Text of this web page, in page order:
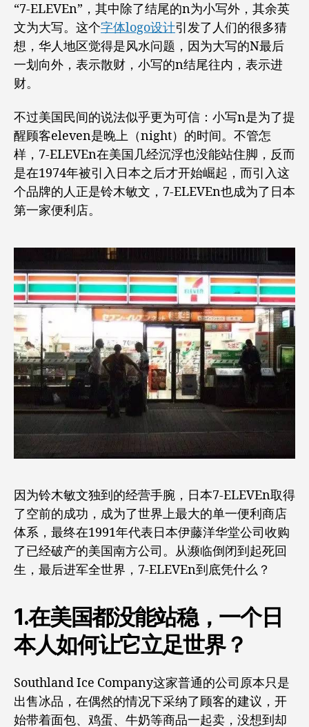
“7-ELEVEn”，其中除了结尾的n为小写外，其余英
文为大写。这个字体logo设计引发了人们的很多猜
想，华人地区觉得是风水问题，因为大写的N最后
一划向外，表示散财，小写的n结尾往内，表示进
财。
不过美国民间的说法似乎更为可信：小写n是为了提
醒顾客eleven是晚上（night）的时间。不管怎
样，7-ELEVEn在美国几经沉浮也没能站住脚，反而
是在1974年被引入日本之后才开始崛起，而引入这
个品牌的人正是铃木敏文，7-ELEVEn也成为了日本
第一家便利店。
因为铃木敏文独到的经营手腕，日本7-ELEVEn取得
了空前的成功，成为了世界上最大的单一便利商店
体系，最终在1991年代表日本伊藤洋华堂公司收购
了已经破产的美国南方公司。从濒临倒闭到起死回
生，最后进军全世界，7-ELEVEn到底凭什么？
1.在美国都没能站稳，一个日
本人如何让它立足世界？
Southland Ice Company这家普通的公司原本只是
出售冰品，在偶然的情况下采纳了顾客的建议，开
始带着面包、鸡蛋、牛奶等商品一起卖，没想到却